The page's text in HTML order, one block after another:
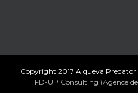
Copyright 2017 Alqueva
FD-UP Consulting (Agence